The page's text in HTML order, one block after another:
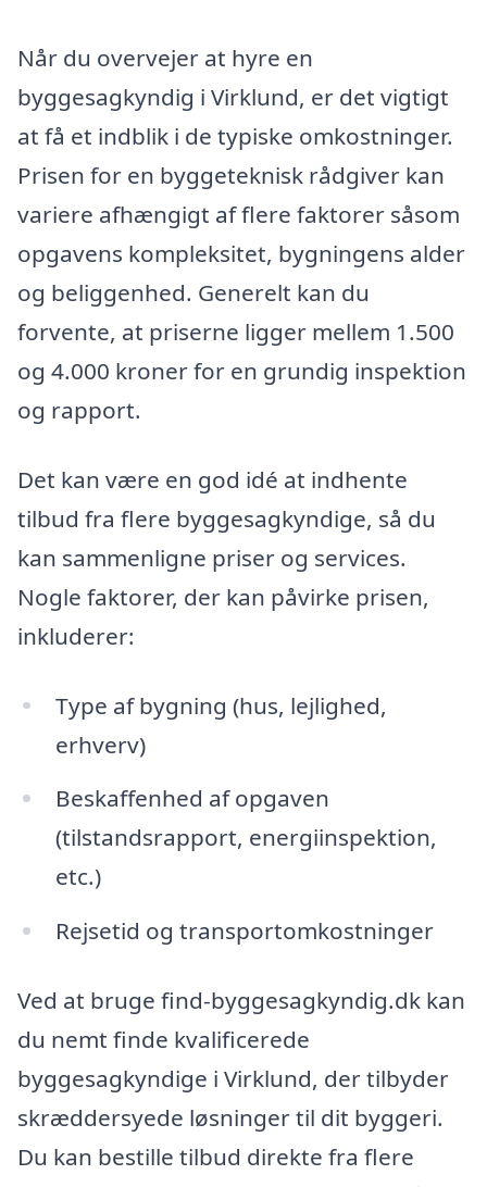
Når du overvejer at hyre en
byggesagkyndig i Virklund, er det vigtigt
at få et indblik i de typiske omkostninger.
Prisen for en byggeteknisk rådgiver kan
variere afhængigt af flere faktorer såsom
opgavens kompleksitet, bygningens alder
og beliggenhed. Generelt kan du
forvente, at priserne ligger mellem 1.500
og 4.000 kroner for en grundig inspektion
og rapport.
Det kan være en god idé at indhente
tilbud fra flere byggesagkyndige, så du
kan sammenligne priser og services.
Nogle faktorer, der kan påvirke prisen,
inkluderer:
Type af bygning (hus, lejlighed,
erhverv)
Beskaffenhed af opgaven
(tilstandsrapport, energiinspektion,
etc.)
Rejsetid og transportomkostninger
Ved at bruge find-byggesagkyndig.dk kan
du nemt finde kvalificerede
byggesagkyndige i Virklund, der tilbyder
skræddersyede løsninger til dit byggeri.
Du kan bestille tilbud direkte fra flere